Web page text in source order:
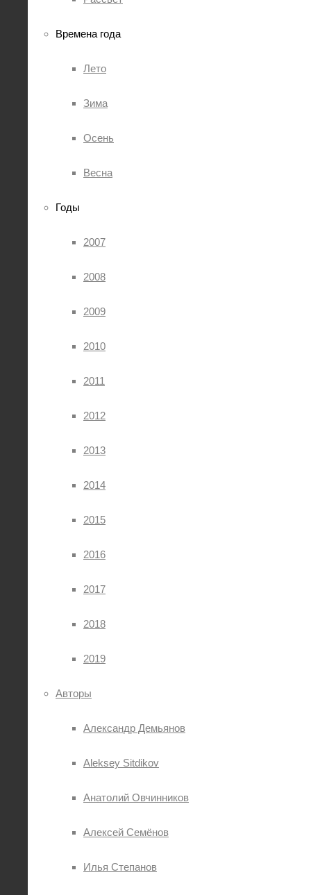
Времена года
Лето
Зима
Осень
Весна
Годы
2007
2008
2009
2010
2011
2012
2013
2014
2015
2016
2017
2018
2019
Авторы
Александр Демьянов
Aleksey Sitdikov
Анатолий Овчинников
Алексей Семёнов
Илья Степанов